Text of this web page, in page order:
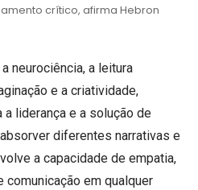
crítico, afirma Hebron
neurociência, a leitura
e a criatividade,
liderança e a solução de
diferentes narrativas e
a capacidade de empatia,
comunicação em qualquer